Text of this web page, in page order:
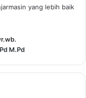
yang lebih baik
M.Pd